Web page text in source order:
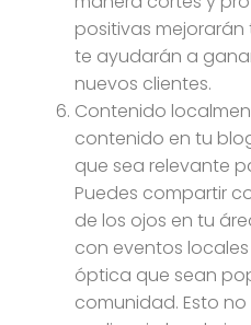
positivas
te ayudarán a
nuevos clientes.
Contenido
contenido en tu
que sea relevante
Puedes compartir
de los ojos en tu
con eventos
óptica que sean
comunidad. Esto